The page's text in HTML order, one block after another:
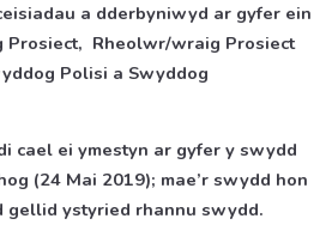
a dderbyniwyd ar gyfer ein
Rheolwr/wraig Prosiect
Polisi a Swyddog
cael ei ymestyn ar gyfer y swydd
(24 Mai 2019); mae’r swydd hon
gellid ystyried rhannu swydd.